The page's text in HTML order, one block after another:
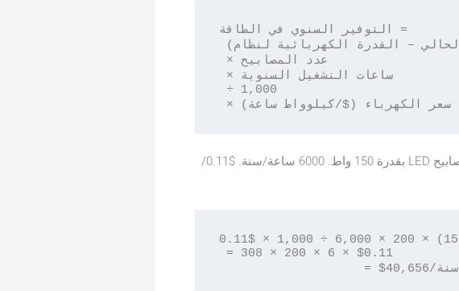
التوفير السنوي في الطاقة =
× سعر الكهرباء ($/كيلوواط ساعة)
200 وحدة إضاءة، استبدال مصابيح MH بقدرة 400 واط (نظام بقدرة 458 واط) بمصابيح LED بقدرة 150 واط. 6000 ساعة/سنة. $0.11/
الوفورات السنوية في الطاقة = (458 – 150) × 200 × 6,000 ÷ 1,000 × $0.11
                    = $40,656/سنة